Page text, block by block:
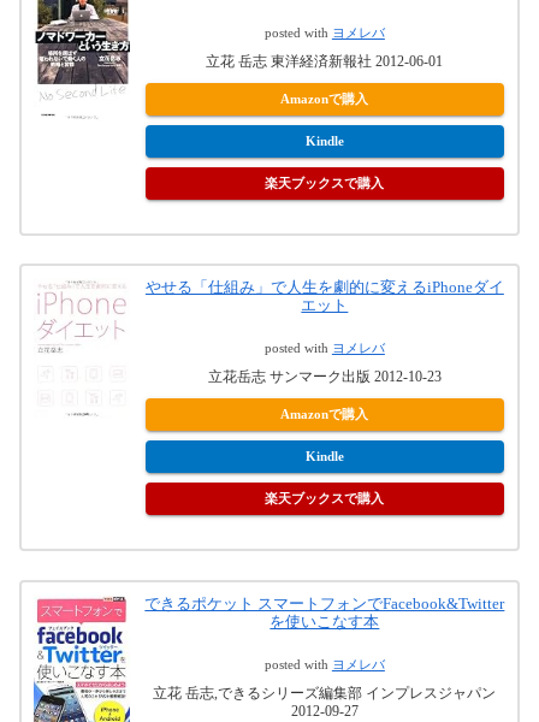
posted with ヨメレバ
立花 岳志 東洋経済新報社 2012-06-01
Amazonで購入
Kindle
楽天ブックスで購入
やせる「仕組み」で人生を劇的に変えるiPhoneダイ
エット
posted with ヨメレバ
立花岳志 サンマーク出版 2012-10-23
Amazonで購入
Kindle
楽天ブックスで購入
できるポケット スマートフォンでFacebook&Twitter
を使いこなす本
posted with ヨメレバ
立花 岳志,できるシリーズ編集部 インプレスジャパン
2012-09-27